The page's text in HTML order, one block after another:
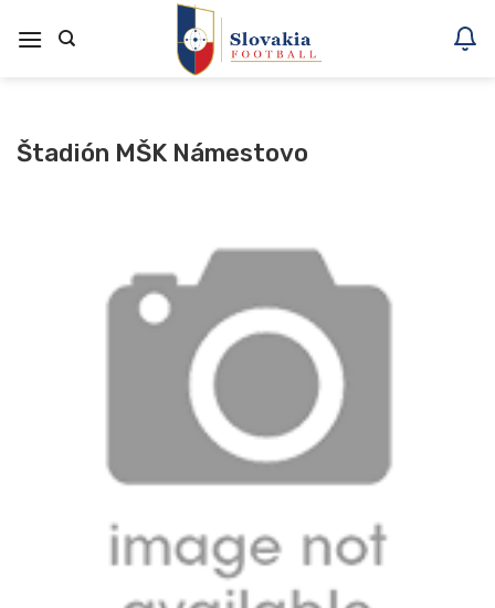
na
Štadión MŠK Námestovo